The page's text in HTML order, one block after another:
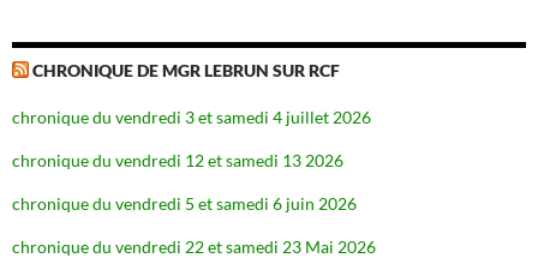
CHRONIQUE DE MGR LEBRUN SUR RCF
chronique du vendredi 3 et samedi 4 juillet 2026
chronique du vendredi 12 et samedi 13 2026
chronique du vendredi 5 et samedi 6 juin 2026
chronique du vendredi 22 et samedi 23 Mai 2026